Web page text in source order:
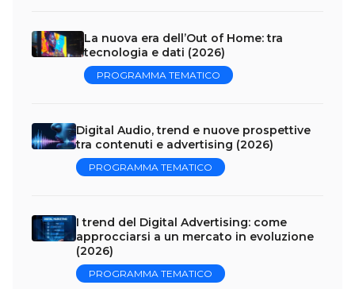
La nuova era dell’Out of Home: tra
tecnologia e dati (2026)
PROGRAMMA TEMATICO
Digital Audio, trend e nuove prospettive
tra contenuti e advertising (2026)
PROGRAMMA TEMATICO
I trend del Digital Advertising: come
approcciarsi a un mercato in evoluzione
(2026)
PROGRAMMA TEMATICO